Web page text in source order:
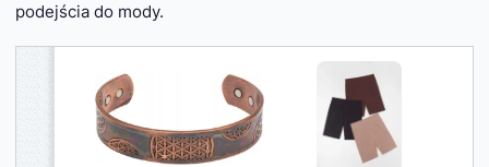
podejścia do mody.